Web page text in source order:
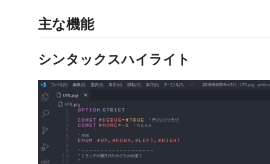
主な機能
シンタックスハイライト